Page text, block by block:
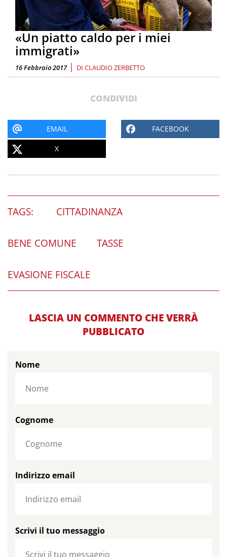
«Un piatto caldo per i miei
immigrati»
16 Febbraio 2017 | DI CLAUDIO ZERBETTO
CONDIVIDI
EMAIL FACEBOOK
X
TAGS: CITTADINANZA
BENE COMUNE TASSE
EVASIONE FISCALE
LASCIA UN COMMENTO CHE VERRÀ
PUBBLICATO
Nome
Cognome
Indirizzo email
Scrivi il tuo messaggio